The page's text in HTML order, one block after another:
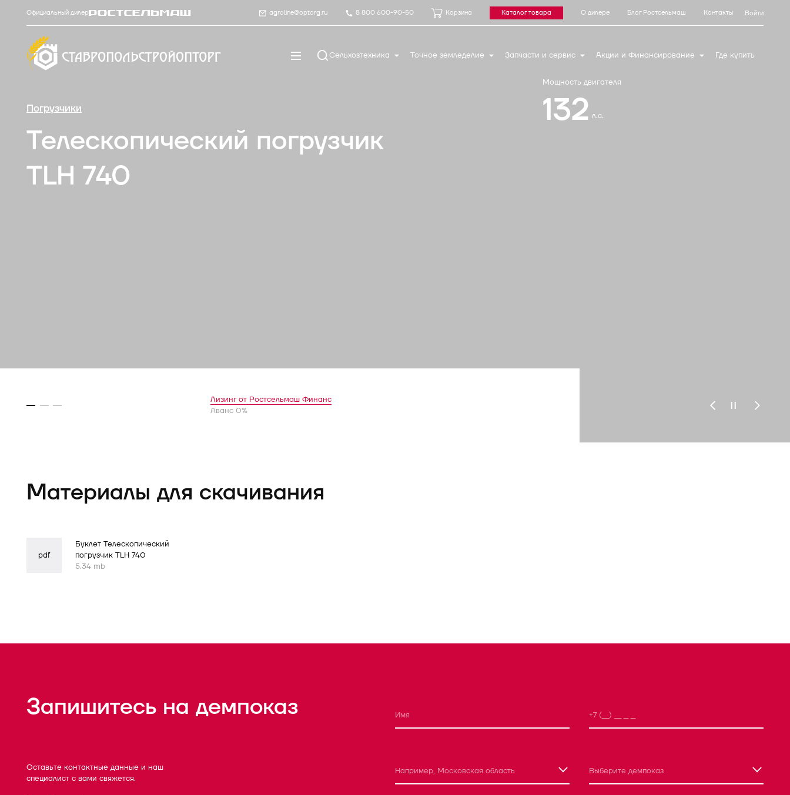
Официальный дилер agroline@optorg.ru 8 800 600-90-50 Корзина Каталог товара О дилере Блог Ростсельмаш Контакты Войти
Сельхозтехника Точное земледелие Запчасти и сервис Акции и Финансирование Где купить
Погрузчики
Телескопический погрузчик
TLH 740
Мощность двигателя
132 л.с.
Лизинг от Ростсельмаш Финанс
Аванс 0%
Материалы для скачивания
pdf
Буклет Телескопический
погрузчик TLH 740
5.34 mb
Запишитесь на демпоказ
Оставьте контактные данные и наш
специалист с вами свяжется.
Например, Московская область Выберите демпоказ